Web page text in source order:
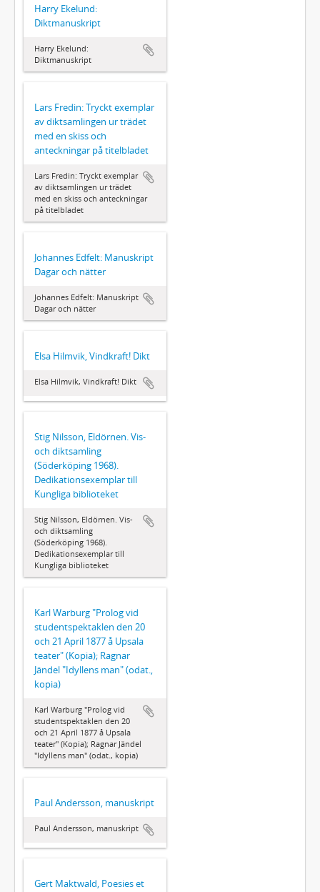
Harry Ekelund:
Diktmanuskript
Harry Ekelund:
Diktmanuskript
Lars Fredin: Tryckt exemplar
av diktsamlingen ur trädet
med en skiss och
anteckningar på titelbladet
Lars Fredin: Tryckt exemplar
av diktsamlingen ur trädet
med en skiss och anteckningar
på titelbladet
Johannes Edfelt: Manuskript
Dagar och nätter
Johannes Edfelt: Manuskript
Dagar och nätter
Elsa Hilmvik, Vindkraft! Dikt
Elsa Hilmvik, Vindkraft! Dikt
Stig Nilsson, Eldörnen. Vis-
och diktsamling
(Söderköping 1968).
Dedikationsexemplar till
Kungliga biblioteket
Stig Nilsson, Eldörnen. Vis-
och diktsamling
(Söderköping 1968).
Dedikationsexemplar till
Kungliga biblioteket
Karl Warburg "Prolog vid
studentspektaklen den 20
och 21 April 1877 å Upsala
teater" (Kopia); Ragnar
Jändel "Idyllens man" (odat.,
kopia)
Karl Warburg "Prolog vid
studentspektaklen den 20
och 21 April 1877 å Upsala
teater" (Kopia); Ragnar Jändel
"Idyllens man" (odat., kopia)
Paul Andersson, manuskript
Paul Andersson, manuskript
Gert Maktwald, Poesies et